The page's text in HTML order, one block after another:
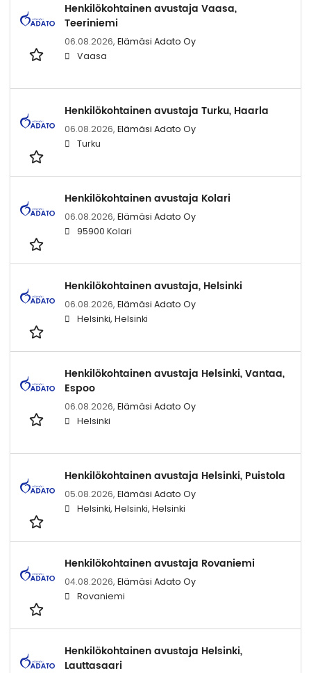
Henkilökohtainen avustaja Vaasa,
Teeriniemi
06.08.2026, Elämäsi Adato Oy
Vaasa
Henkilökohtainen avustaja Turku, Haarla
06.08.2026, Elämäsi Adato Oy
Turku
Henkilökohtainen avustaja Kolari
06.08.2026, Elämäsi Adato Oy
95900 Kolari
Henkilökohtainen avustaja, Helsinki
06.08.2026, Elämäsi Adato Oy
Helsinki, Helsinki
Henkilökohtainen avustaja Helsinki, Vantaa,
Espoo
06.08.2026, Elämäsi Adato Oy
Helsinki
Henkilökohtainen avustaja Helsinki, Puistola
05.08.2026, Elämäsi Adato Oy
Helsinki, Helsinki, Helsinki
Henkilökohtainen avustaja Rovaniemi
04.08.2026, Elämäsi Adato Oy
Rovaniemi
Henkilökohtainen avustaja Helsinki,
Lauttasaari